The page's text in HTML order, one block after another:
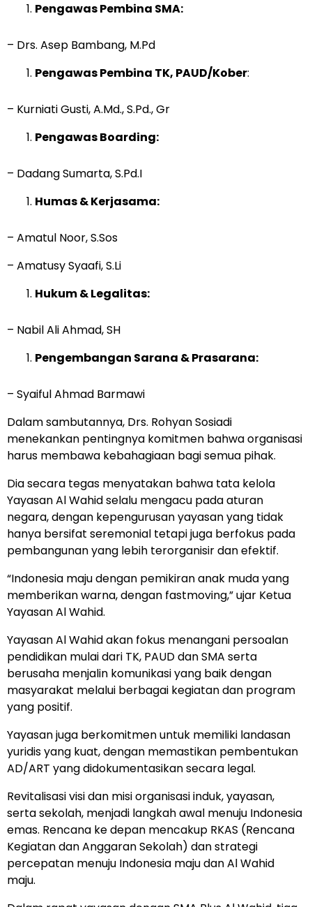
Pengawas Pembina SMA:
– Drs. Asep Bambang, M.Pd
Pengawas Pembina TK, PAUD/Kober:
– Kurniati Gusti, A.Md., S.Pd., Gr
Pengawas Boarding:
– Dadang Sumarta, S.Pd.I
Humas & Kerjasama:
– Amatul Noor, S.Sos
– Amatusy Syaafi, S.Li
Hukum & Legalitas:
– Nabil Ali Ahmad, SH
Pengembangan Sarana & Prasarana:
– Syaiful Ahmad Barmawi
Dalam sambutannya, Drs. Rohyan Sosiadi
menekankan pentingnya komitmen bahwa organisasi
harus membawa kebahagiaan bagi semua pihak.
Dia secara tegas menyatakan bahwa tata kelola
Yayasan Al Wahid selalu mengacu pada aturan
negara, dengan kepengurusan yayasan yang tidak
hanya bersifat seremonial tetapi juga berfokus pada
pembangunan yang lebih terorganisir dan efektif.
“Indonesia maju dengan pemikiran anak muda yang
memberikan warna, dengan fastmoving,” ujar Ketua
Yayasan Al Wahid.
Yayasan Al Wahid akan fokus menangani persoalan
pendidikan mulai dari TK, PAUD dan SMA serta
berusaha menjalin komunikasi yang baik dengan
masyarakat melalui berbagai kegiatan dan program
yang positif.
Yayasan juga berkomitmen untuk memiliki landasan
yuridis yang kuat, dengan memastikan pembentukan
AD/ART yang didokumentasikan secara legal.
Revitalisasi visi dan misi organisasi induk, yayasan,
serta sekolah, menjadi langkah awal menuju Indonesia
emas. Rencana ke depan mencakup RKAS (Rencana
Kegiatan dan Anggaran Sekolah) dan strategi
percepatan menuju Indonesia maju dan Al Wahid
maju.